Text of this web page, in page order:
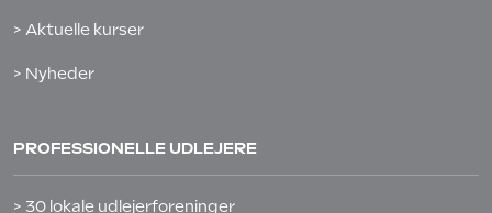
> Aktuelle kurser
> Nyheder
PROFESSIONELLE UDLEJERE
> 30 lokale udlejerforeninger